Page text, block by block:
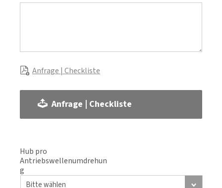
Anfrage | Checkliste
Anfrage | Checkliste
Hub pro
Antriebswellenumdrehun
g